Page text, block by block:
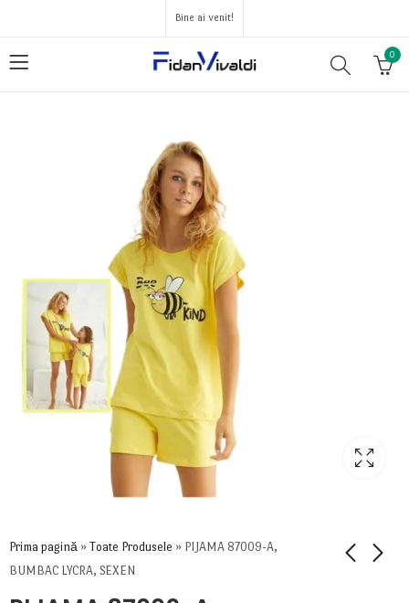
Bine ai venit!
0
Prima pagină » Toate Produsele » PIJAMA 87009-A,
BUMBAC LYCRA, SEXEN